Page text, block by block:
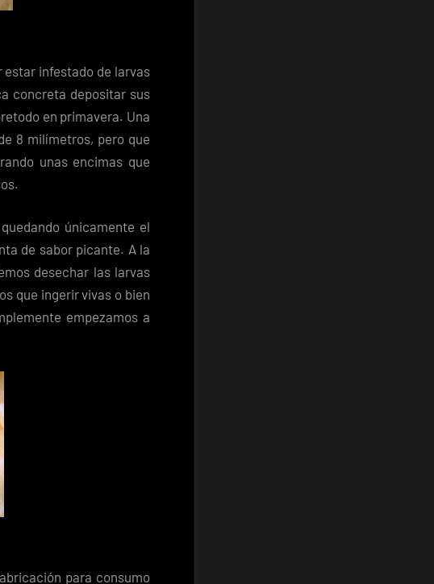
infestado de larvas
concreta depositar sus
en primavera. Una
8 milímetros, pero que
unas encimas que
únicamente el
de sabor picante. A la
desechar las larvas
que ingerir vivas o bien
empezamos a
para consumo